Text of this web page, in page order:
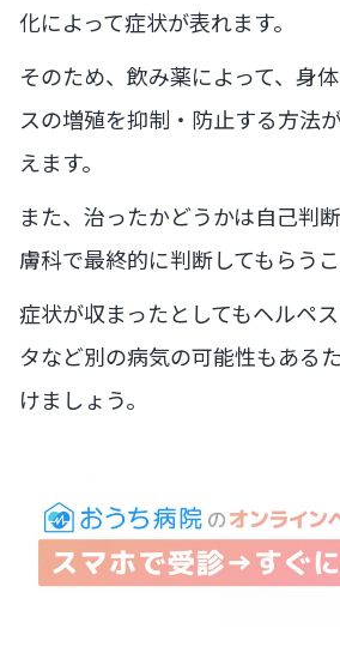
化によって症状が表れます。
そのため、飲み薬によって、身
スの増殖を抑制・防止する方法
えます。
また、治ったかどうかは自己判
膚科で最終的に判断してもらうこ
症状が収まったとしてもヘルペ
タなど別の病気の可能性もある
けましょう。